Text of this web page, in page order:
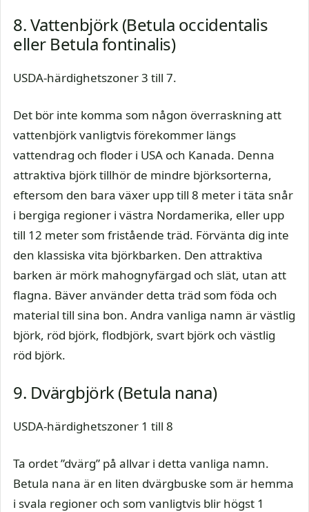
8. Vattenbjörk (Betula occidentalis
eller Betula fontinalis)
USDA-härdighetszoner 3 till 7.
Det bör inte komma som någon överraskning att
vattenbjörk vanligtvis förekommer längs
vattendrag och floder i USA och Kanada. Denna
attraktiva björk tillhör de mindre björksorterna,
eftersom den bara växer upp till 8 meter i täta snår
i bergiga regioner i västra Nordamerika, eller upp
till 12 meter som fristående träd. Förvänta dig inte
den klassiska vita björkbarken. Den attraktiva
barken är mörk mahognyfärgad och slät, utan att
flagna. Bäver använder detta träd som föda och
material till sina bon. Andra vanliga namn är västlig
björk, röd björk, flodbjörk, svart björk och västlig
röd björk.
9. Dvärgbjörk (Betula nana)
USDA-härdighetszoner 1 till 8
Ta ordet ”dvärg” på allvar i detta vanliga namn.
Betula nana är en liten dvärgbuske som är hemma
i svala regioner och som vanligtvis blir högst 1